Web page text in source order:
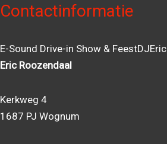
Contactinformatie
E-Sound Drive-in Show & FeestDJEric
Eric Roozendaal
Kerkweg 4
1687 PJ Wognum